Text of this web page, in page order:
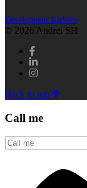
Développeur KitWeb
© 2026 Andrei SH
Back to top
Call me